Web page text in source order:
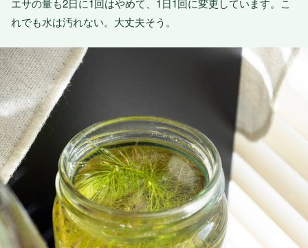
れでも水は汚れない。大丈夫そう。